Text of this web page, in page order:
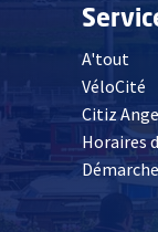
A'tout
VéloCité
Citiz
Horaires